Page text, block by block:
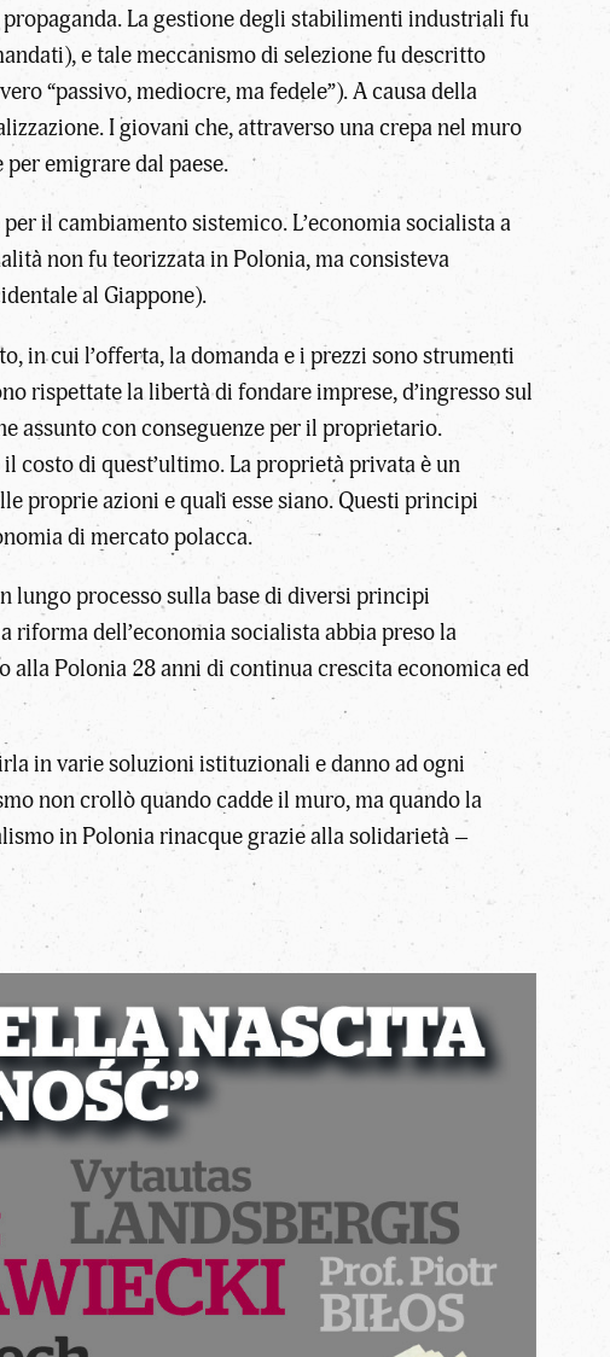
La gestione degli stabilimenti industriali fu
e tale meccanismo di selezione fu descritto
“passivo, mediocre, ma fedele”). A causa della
I giovani che, attraverso una crepa nel muro
emigrare dal paese.
il cambiamento sistemico. L’economia socialista a
non fu teorizzata in Polonia, ma consisteva
al Giappone).
in cui l’offerta, la domanda e i prezzi sono strumenti
rispettate la libertà di fondare imprese, d’ingresso sul
assunto con conseguenze per il proprietario.
costo di quest’ultimo. La proprietà privata è un
proprie azioni e quali esse siano. Questi principi
di mercato polacca.
lungo processo sulla base di diversi principi
riforma dell’economia socialista abbia preso la
Polonia 28 anni di continua crescita economica ed
in varie soluzioni istituzionali e danno ad ogni
non crollò quando cadde il muro, ma quando la
in Polonia rinacque grazie alla solidarietà –